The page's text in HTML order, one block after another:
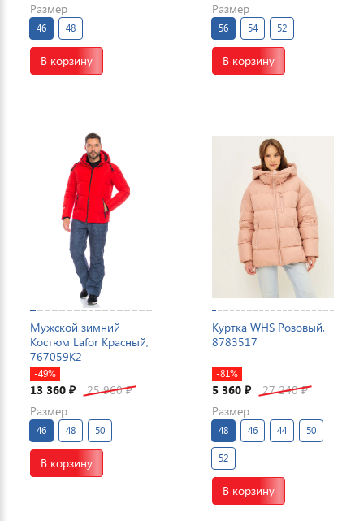
Размер
46 48
В корзину
Размер
56 54 52
В корзину
Мужской зимний
Костюм Lafor Красный,
767059K2
-49%
13 360 ₽ 25 960₽
Размер
46 48 50
В корзину
Куртка WHS Розовый,
8783517
-81%
5 360 ₽ 27 240₽
Размер
48 46 44 50
52
В корзину